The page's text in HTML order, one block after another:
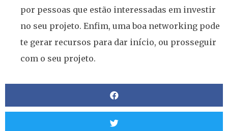
por pessoas que estão interessadas em investir
no seu projeto. Enfim, uma boa networking pode
te gerar recursos para dar início, ou prosseguir
com o seu projeto.